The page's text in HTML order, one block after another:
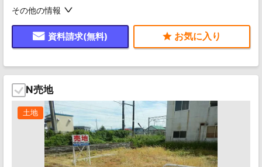
その他の情報
資料請求(無料)
N売地
土地